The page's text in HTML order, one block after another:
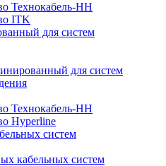
Технокабель-НН
ITK
для систем
для систем
Технокабель-НН
Hyperline
систем
кабельных систем